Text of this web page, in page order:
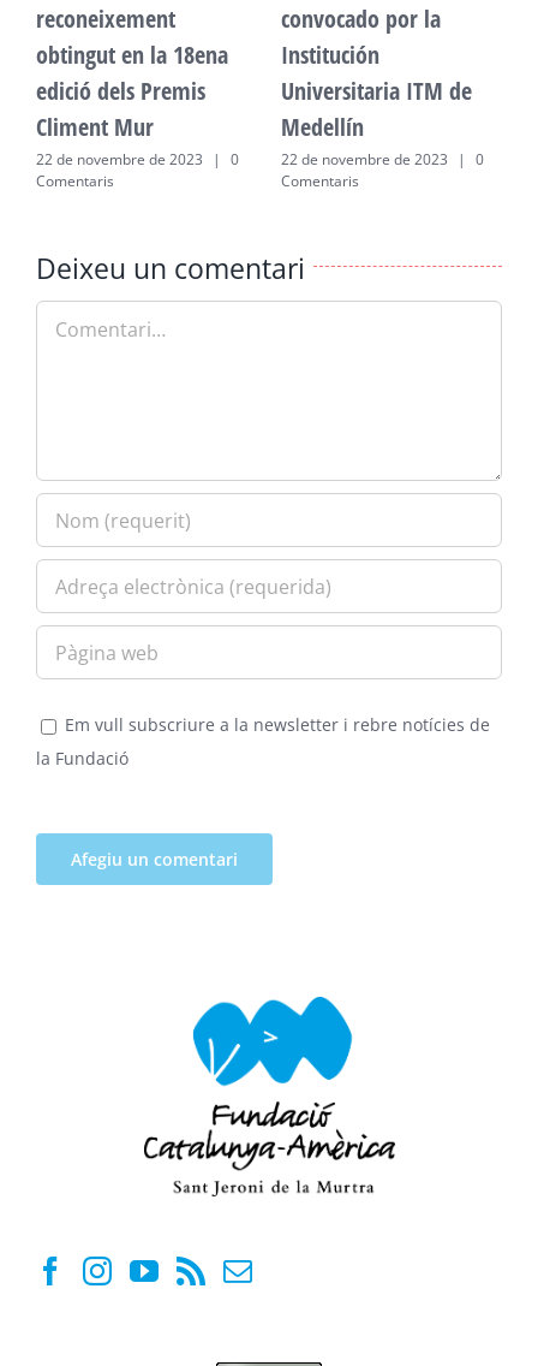
reconeixement
obtingut en la 18ena
edició dels Premis
Climent Mur
22 de novembre de 2023 |
0
Comentaris
convocado por la
Institución
Universitaria ITM de
Medellín
22 de novembre de 2023 |
0
Comentaris
Deixeu un comentari
Em vull subscriure a la newsletter i rebre notícies de
la Fundació